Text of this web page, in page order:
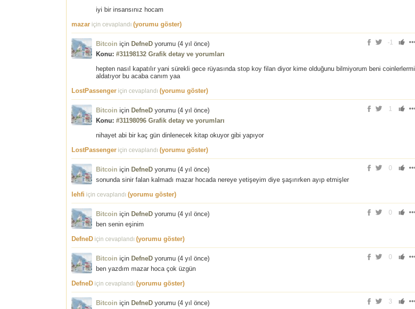
iyi bir insansınız hocam
mazar için cevaplandı (yorumu göster)
-1
Bitcoin için DefneD yorumu (4 yıl önce)
Konu: #31198132 Grafik detay ve yorumları
hepten nasıl kapatılır yani sürekli gece rüyasında stop koy filan diyor kime olduğunu bilmiyorum beni coinlerlermi
aldatıyor bu acaba canım yaa
LostPassenger için cevaplandı (yorumu göster)
1
Bitcoin için DefneD yorumu (4 yıl önce)
Konu: #31198096 Grafik detay ve yorumları
nihayet abi bir kaç gün dinlenecek kitap okuyor gibi yapıyor
LostPassenger için cevaplandı (yorumu göster)
0
Bitcoin için DefneD yorumu (4 yıl önce)
sonunda sinir falan kalmadı mazar hocada nereye yetişeyim diye şaşırırken ayıp etmişler
lehfi için cevaplandı (yorumu göster)
0
Bitcoin için DefneD yorumu (4 yıl önce)
ben senin eşinim
DefneD için cevaplandı (yorumu göster)
0
Bitcoin için DefneD yorumu (4 yıl önce)
ben yazdım mazar hoca çok üzgün
DefneD için cevaplandı (yorumu göster)
3
Bitcoin için DefneD yorumu (4 yıl önce)